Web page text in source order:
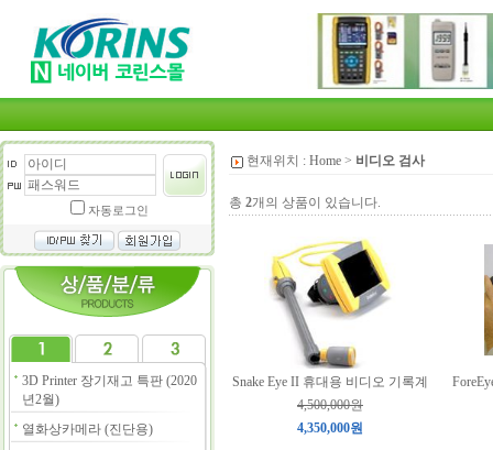
자동로그인
3D Printer 장기재고 특판 (2020
년2월)
열화상카메라 (진단용)
현재위치 : Home > 비디오 검사
총 2개의 상품이 있습니다.
Snake Eye II 휴대용 비디오 기록계
4,500,000원
4,350,000원